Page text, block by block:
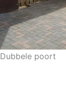
Dubbele poort